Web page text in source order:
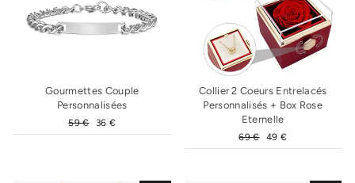
Gourmettes Couple
Personnalisées
Prix
régulier
59 €
Prix
réduit
36 €
Collier 2 Coeurs Entrelacés
Personnalisés + Box Rose
Eternelle
Prix
régulier
69 €
Prix
réduit
49 €